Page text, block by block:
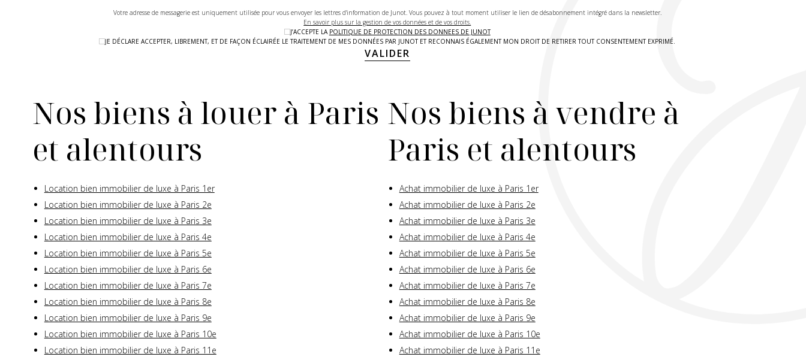
Votre adresse de messagerie est uniquement utilisée pour vous envoyer les lettres d'information de Junot. Vous pouvez à tout moment utiliser le lien de désabonnement intégré dans la newsletter.
En savoir plus sur la gestion de vos données et de vos droits.
J’ACCEPTE LA POLITIQUE DE PROTECTION DES DONNEES DE JUNOT
JE DÉCLARE ACCEPTER, LIBREMENT, ET DE FAÇON ÉCLAIRÉE LE TRAITEMENT DE MES DONNÉES PAR JUNOT ET RECONNAIS ÉGALEMENT MON DROIT DE RETIRER TOUT CONSENTEMENT EXPRIMÉ.
VALIDER
Nos biens à louer à Paris
et alentours
Location bien immobilier de luxe à Paris 1er
Location bien immobilier de luxe à Paris 2e
Location bien immobilier de luxe à Paris 3e
Location bien immobilier de luxe à Paris 4e
Location bien immobilier de luxe à Paris 5e
Location bien immobilier de luxe à Paris 6e
Location bien immobilier de luxe à Paris 7e
Location bien immobilier de luxe à Paris 8e
Location bien immobilier de luxe à Paris 9e
Location bien immobilier de luxe à Paris 10e
Location bien immobilier de luxe à Paris 11e
Nos biens à vendre à
Paris et alentours
Achat immobilier de luxe à Paris 1er
Achat immobilier de luxe à Paris 2e
Achat immobilier de luxe à Paris 3e
Achat immobilier de luxe à Paris 4e
Achat immobilier de luxe à Paris 5e
Achat immobilier de luxe à Paris 6e
Achat immobilier de luxe à Paris 7e
Achat immobilier de luxe à Paris 8e
Achat immobilier de luxe à Paris 9e
Achat immobilier de luxe à Paris 10e
Achat immobilier de luxe à Paris 11e